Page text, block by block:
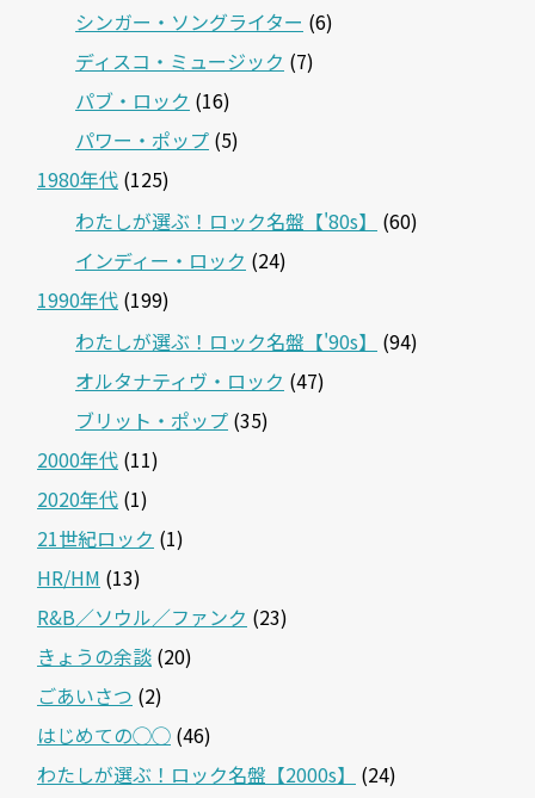
シンガー・ソングライター (6)
ディスコ・ミュージック (7)
パブ・ロック (16)
パワー・ポップ (5)
1980年代 (125)
わたしが選ぶ！ロック名盤【'80s】
(60)
インディー・ロック (24)
1990年代 (199)
わたしが選ぶ！ロック名盤【'90s】
(94)
オルタナティヴ・ロック (47)
ブリット・ポップ (35)
2000年代 (11)
2020年代 (1)
21世紀ロック (1)
HR/HM (13)
R&B／ソウル／ファンク (23)
きょうの余談 (20)
ごあいさつ (2)
はじめての◯◯ (46)
わたしが選ぶ！ロック名盤【2000s】
(24)